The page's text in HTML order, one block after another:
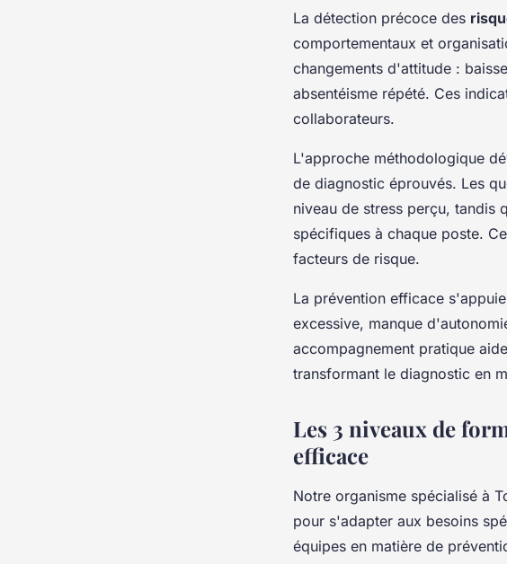
La détection précoce des
comportementaux et
changements d'attitude :
absentéisme répété. Ces
collaborateurs.
L'approche méthodologique
de diagnostic éprouvés. Les
niveau de stress perçu, tandis
spécifiques à chaque poste.
facteurs de risque.
La prévention efficace
excessive, manque
accompagnement pratique
transformant le diagnostic en
Les 3 niveaux de
efficace
Notre organisme spécialisé à
pour s'adapter aux besoins
équipes en matière de